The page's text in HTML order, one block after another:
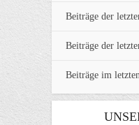
Beiträge der
Beiträge der
Beiträge im